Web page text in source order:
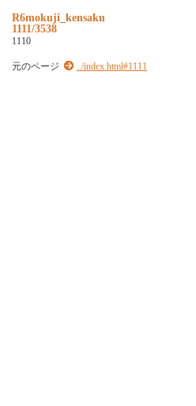
R6mokuji_kensaku
1111/3538
1110
元のページ ../index.html#1111